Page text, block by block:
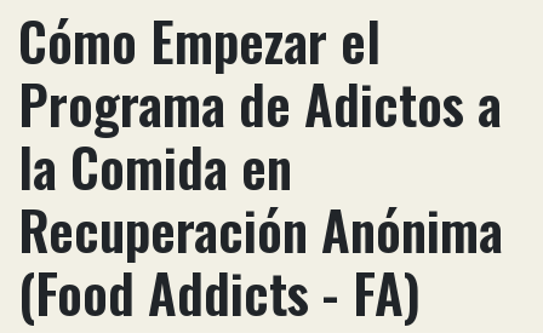
Cómo Empezar el
Programa de Adictos a
la Comida en
Recuperación Anónima
(Food Addicts - FA)